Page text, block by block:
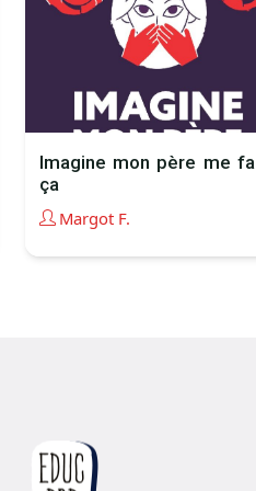
Imagine mon père me
ça
Margot F.